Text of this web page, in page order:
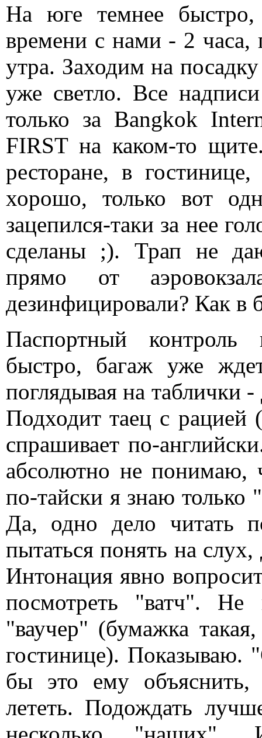
На юге темнее быстро,
времени с нами - 2 часа,
утра. Заходим на
уже светло. Все
только за Bangkok
FIRST на каком-то
ресторане, в
хорошо, только вот
зацепился-таки за нее
сделаны ;). Трап не
прямо от
дезинфицировали? Как в
Паспортный
быстро, багаж уже
поглядывая на таблички
Подходит таец с рацией
спрашивает по-
абсолютно не понимаю,
по-тайски я знаю только
Да, одно дело читать
пытаться понять на
Интонация явно
посмотреть "ватч".
"ваучер" (бумажка
гостинице).
бы это ему
лететь. Подождать